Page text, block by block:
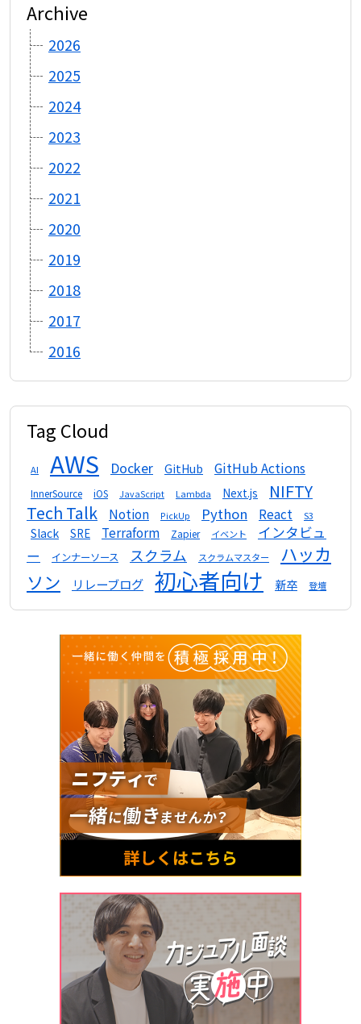
Archive
2026
2025
2024
2023
2022
2021
2020
2019
2018
2017
2016
Tag Cloud
AI AWS Docker GitHub GitHub Actions
InnerSource iOS JavaScript Lambda Next.js
NIFTY
Tech Talk
Notion PickUp Python React S3
Slack SRE Terraform Zapier イベント
インタビュ
ー
インナーソース スクラム スクラムマスター
ハッカ
ソン
リレーブログ 初心者向け 新卒 登壇